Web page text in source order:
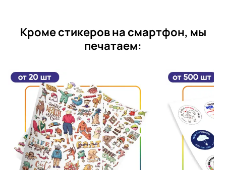
Кроме стикеров на смартфон, мы
печатаем: